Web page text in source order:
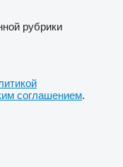
рубрики
соглашением.